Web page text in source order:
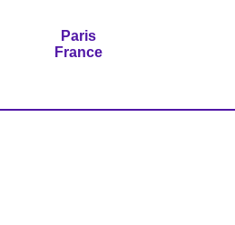
Paris
France